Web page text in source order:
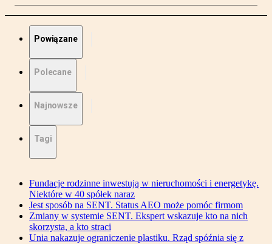
Powiązane
Polecane
Najnowsze
Tagi
Fundacje rodzinne inwestują w nieruchomości i energetykę.
Niektóre w 40 spółek naraz
Jest sposób na SENT. Status AEO może pomóc firmom
Zmiany w systemie SENT. Ekspert wskazuje kto na nich
skorzysta, a kto straci
Unia nakazuje ograniczenie plastiku. Rząd spóźnia się z